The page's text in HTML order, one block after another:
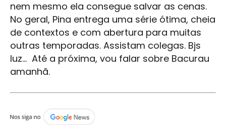
nem mesmo ela consegue salvar as cenas.
No geral, Pina entrega uma série ótima, cheia
de contextos e com abertura para muitas
outras temporadas. Assistam colegas. Bjs
luz... Até a próxima, vou falar sobre Bacurau
amanhã.